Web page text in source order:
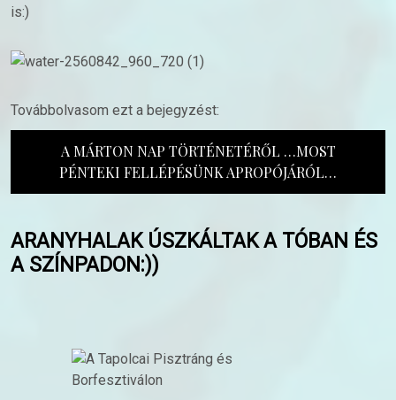
is:)
Továbbolvasom ezt a bejegyzést:
A MÁRTON NAP TÖRTÉNETÉRŐL …MOST
PÉNTEKI FELLÉPÉSÜNK APROPÓJÁRÓL…
ARANYHALAK ÚSZKÁLTAK A TÓBAN ÉS
A SZÍNPADON:))